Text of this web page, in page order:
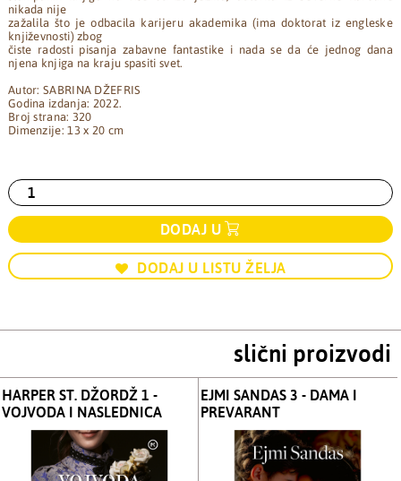
nikada nije
zažalila što je odbacila karijeru akademika (ima doktorat iz engleske
književnosti) zbog
čiste radosti pisanja zabavne fantastike i nada se da će jednog dana
njena knjiga na kraju spasiti svet.
Autor: SABRINA DŽEFRIS
Godina izdanja: 2022.
Broj strana: 320
Dimenzije: 13 x 20 cm
DODAJ U
DODAJ U LISTU ŽELJA
slični proizvodi
HARPER ST. DŽORDŽ 1 -
VOJVODA I NASLEDNICA
EJMI SANDAS 3 - DAMA I
PREVARANT